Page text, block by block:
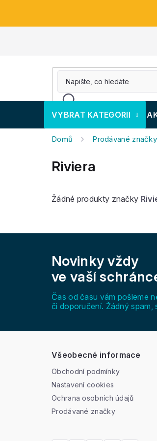
VYBRAT KATEGORII
Domů Prodávané značky
Riviera
Žádné produkty značky
Novinky vždy
ve vaší
Čas od času vám pošleme
či doporučení. Žádný spam,
Všeobecné informace
Obchodní podmínky
Nastavení cookies
Ochrana osobních údajů
Prodávané značky